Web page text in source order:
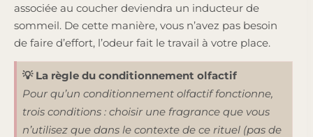
associée au coucher deviendra un inducteur de
sommeil. De cette manière, vous n’avez pas besoin
de faire d’effort, l’odeur fait le travail à votre place.
💡 La règle du conditionnement olfactif
Pour qu’un conditionnement olfactif fonctionne,
trois conditions : choisir une fragrance que vous
n’utilisez que dans le contexte de ce rituel (pas de